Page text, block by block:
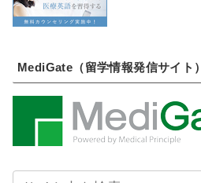
MediGate（留学情報発信サイト）